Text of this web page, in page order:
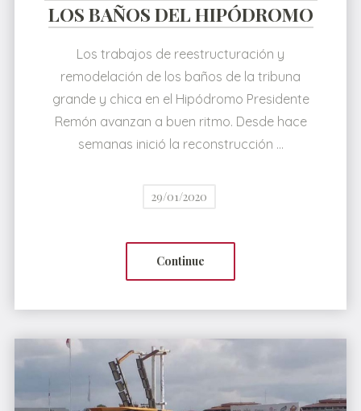
LOS BAÑOS DEL HIPÓDROMO
Los trabajos de reestructuración y
remodelación de los baños de la tribuna
grande y chica en el Hipódromo Presidente
Remón avanzan a buen ritmo. Desde hace
semanas inició la reconstrucción …
29/01/2020
Continue